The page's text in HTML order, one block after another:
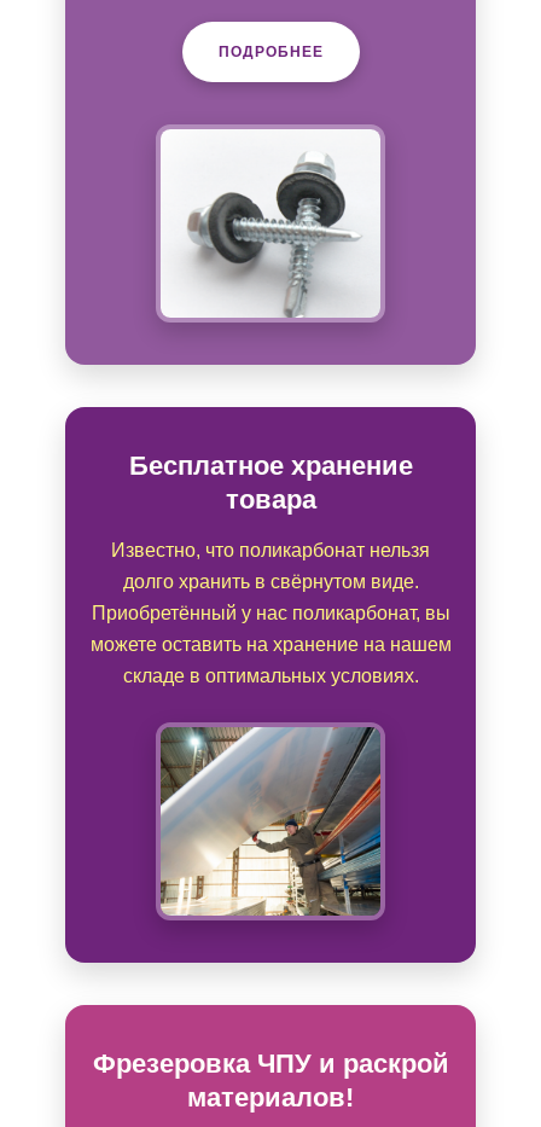
ПОДРОБНЕЕ
Бесплатное хранение
товара
Известно, что поликарбонат нельзя
долго хранить в свёрнутом виде.
Приобретённый у нас поликарбонат, вы
можете оставить на хранение на нашем
складе в оптимальных условиях.
Фрезеровка ЧПУ и раскрой
материалов!